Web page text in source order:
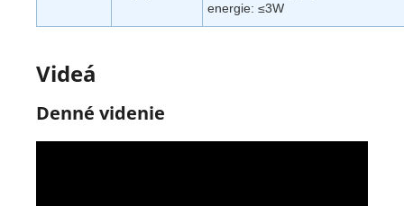
energie: ≤3W
Videá
Denné videnie